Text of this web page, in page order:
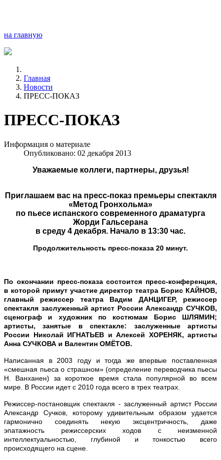
на главную
Главная
Новости
ПРЕСС-ПОКАЗ
ПРЕСС-ПОКАЗ
Информация о материале
Опубликовано: 02 декабря 2013
Уважаемые коллеги, партнеры, друзья!
Приглашаем вас на пресс-показ премьеры спектакля
«Метод Гронхольма»
по пьесе испанского современного драматурга
Жорди Гальсерана
в среду 4 декабря. Начало в 13:30 час.
Продолжительность пресс-показа 20 минут.
По окончании пресс-показа состоится пресс-конференция,
в которой примут участие директор театра Борис КАЙНОВ,
главный режиссер театра Вадим ДАНЦИГЕР, режиссер
спектакля заслуженный артист России Александр СУЧКОВ,
сценограф и художник по костюмам Борис ШЛЯМИН;
артисты, занятые в спектакле: заслуженные артисты
России Николай ИГНАТЬЕВ и Алексей ХОРЕНЯК, артисты
Анна СУЧКОВА и Валентин ОМЁТОВ.
Написанная в 2003 году и тогда же впервые поставленная
«смешная пьеса о страшном» (определение переводчика пьесы
Н. Ванханен) за короткое время стала популярной во всем
мире. В России идет с 2010 года всего в трех театрах.
Режиссер-постановщик спектакля - заслуженный артист России
Александр Сучков, которому удивительным образом удается
гармонично соединять некую эксцентричность, даже
эпатажность режиссерских ходов с неизменной
интеллектуальностью, глубиной и тонкостью всего
происходящего на сцене.